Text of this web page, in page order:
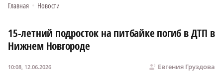
Главная • Новости
15-летний подросток на питбайке погиб в ДТП в
Нижнем Новгороде
Евгения Груздова
10:08, 12.06.2026